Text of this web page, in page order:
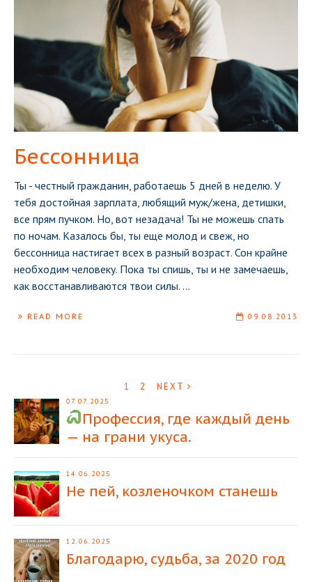
Бессонница
Ты - честный гражданин, работаешь 5 дней в неделю. У
тебя достойная зарплата, любящий муж/жена, детишки,
все прям пучком. Но, вот незадача! Ты не можешь спать
по ночам. Казалось бы, ты еще молод и свеж, но
бессонница настигает всех в разный возраст. Сон крайне
необходим человеку. Пока ты спишь, ты и не замечаешь,
как восстанавливаются твои силы. ...
READ MORE 09.08.2013
1 2 NEXT
07.07.2025
Профессия, где каждый день
— на грани укуса.
14.06.2025
Не пей, козленочком станешь
12.06.2025
Благодарю, судьба, за 2020 год